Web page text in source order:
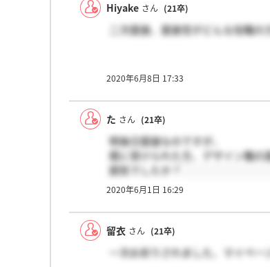
Hiyake さん (21卒)
二次面接、面接官がどんな役職
2020年6月8日 17:33
た さん (21卒)
明後日面接なのですが、
既に受けられた方、デザイン職
囲気でしたか？
2020年6月1日 16:29
留衣 さん (21卒)
一次お祈りされました、マイペ